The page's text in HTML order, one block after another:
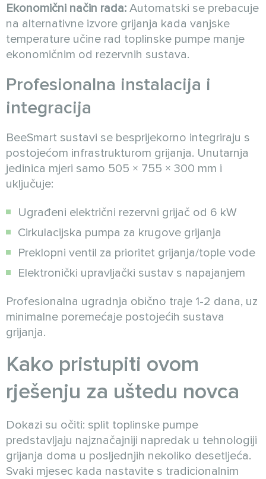
Ekonomični način rada: Automatski se prebacuje
na alternativne izvore grijanja kada vanjske
temperature učine rad toplinske pumpe manje
ekonomičnim od rezervnih sustava.
Profesionalna instalacija i
integracija
BeeSmart sustavi se besprijekorno integriraju s
postojećom infrastrukturom grijanja. Unutarnja
jedinica mjeri samo 505 × 755 × 300 mm i
uključuje:
Ugrađeni električni rezervni grijač od 6 kW
Cirkulacijska pumpa za krugove grijanja
Preklopni ventil za prioritet grijanja/tople vode
Elektronički upravljački sustav s napajanjem
Profesionalna ugradnja obično traje 1-2 dana, uz
minimalne poremećaje postojećih sustava
grijanja.
Kako pristupiti ovom
rješenju za uštedu novca
Dokazi su očiti: split toplinske pumpe
predstavljaju najznačajniji napredak u tehnologiji
grijanja doma u posljednjih nekoliko desetljeća.
Svaki mjesec kada nastavite s tradicionalnim